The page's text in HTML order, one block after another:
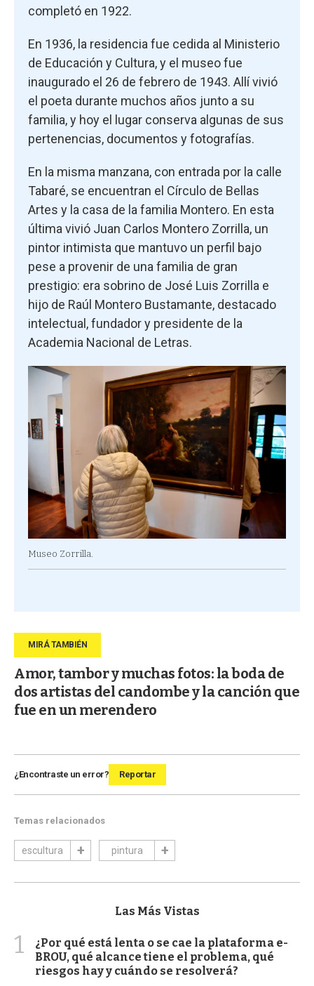
completó en 1922.
En 1936, la residencia fue cedida al Ministerio
de Educación y Cultura, y el museo fue
inaugurado el 26 de febrero de 1943. Allí vivió
el poeta durante muchos años junto a su
familia, y hoy el lugar conserva algunas de sus
pertenencias, documentos y fotografías.
En la misma manzana, con entrada por la calle
Tabaré, se encuentran el Círculo de Bellas
Artes y la casa de la familia Montero. En esta
última vivió Juan Carlos Montero Zorrilla, un
pintor intimista que mantuvo un perfil bajo
pese a provenir de una familia de gran
prestigio: era sobrino de José Luis Zorrilla e
hijo de Raúl Montero Bustamante, destacado
intelectual, fundador y presidente de la
Academia Nacional de Letras.
Museo Zorrilla.
Amor, tambor y muchas fotos: la boda de
dos artistas del candombe y la canción que
fue en un merendero
¿Encontraste un error? Reportar
Temas relacionados
escultura pintura
Las Más Vistas
1
¿Por qué está lenta o se cae la plataforma e-
BROU, qué alcance tiene el problema, qué
riesgos hay y cuándo se resolverá?